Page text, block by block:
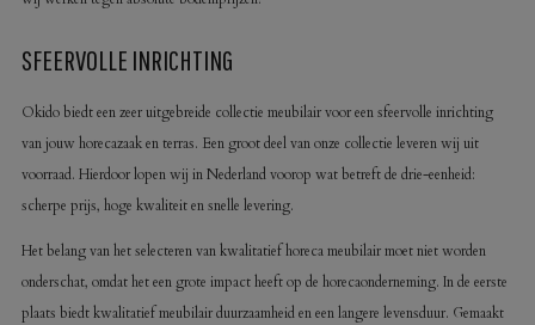
SFEERVOLLE INRICHTING
Okido biedt een zeer uitgebreide collectie meubilair voor een sfeervolle inrichting
van jouw horecazaak en terras. Een groot deel van onze collectie leveren wij uit
voorraad. Hierdoor lopen wij in Nederland voorop wat betreft de drie-eenheid:
scherpe prijs, hoge kwaliteit en snelle levering.
Het belang van het selecteren van kwalitatief horeca meubilair moet niet worden
onderschat, omdat het een grote impact heeft op de horecaonderneming. In de eerste
plaats biedt kwalitatief meubilair duurzaamheid en een langere levensduur. Gemaakt